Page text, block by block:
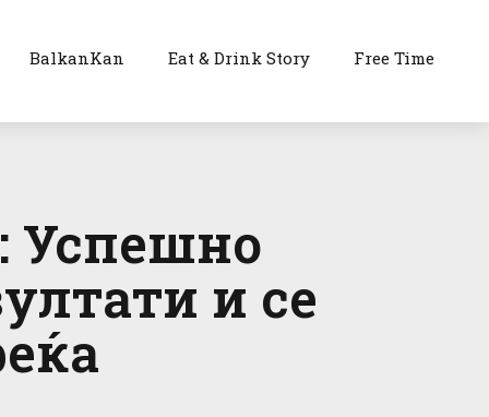
BalkanKan Eat & Drink Story Free Time
Успешно
и се